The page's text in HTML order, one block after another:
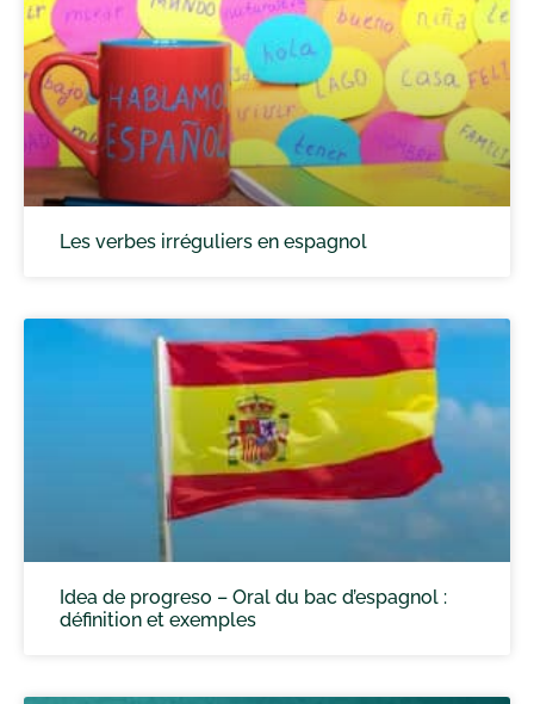
Les verbes irréguliers en espagnol
Idea de progreso – Oral du bac d’espagnol :
définition et exemples